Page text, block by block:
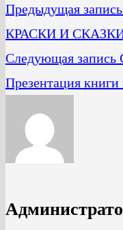
Предыдущая запись
КРАСКИ И
Следующая запись
Презентация